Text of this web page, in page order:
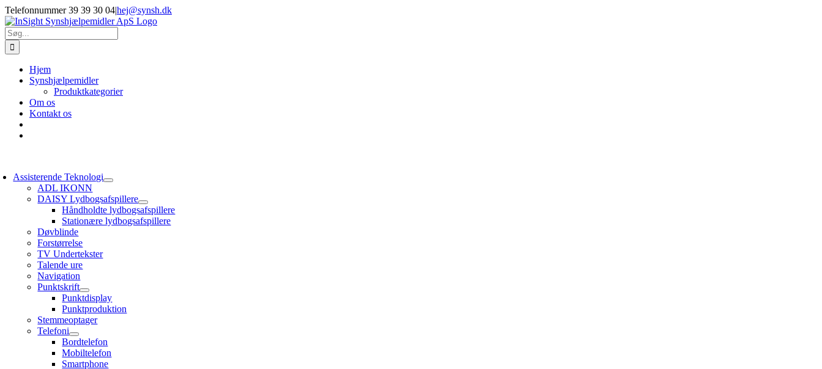
Skip
to
content
Telefonnummer 39 39 30 04|hej@synsh.dk
Søg
efter:
Hjem
Synshjælpemidler
Produktkategorier
Om os
Kontakt os
Assisterende Teknologi
ADL IKONN
DAISY Lydbogsafspillere
Håndholdte lydbogsafspillere
Stationære lydbogsafspillere
Døvblinde
Forstørrelse
TV Undertekster
Talende ure
Navigation
Punktskrift
Punktdisplay
Punktproduktion
Stemmeoptager
Telefoni
Bordtelefon
Mobiltelefon
Smartphone